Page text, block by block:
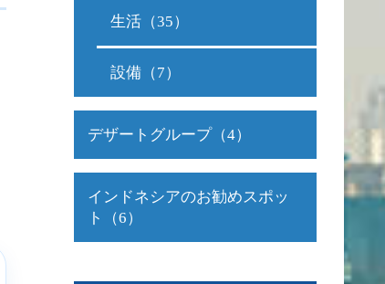
生活（35）
設備（7）
デザートグループ（4）
インドネシアのお勧めスポッ
ト（6）